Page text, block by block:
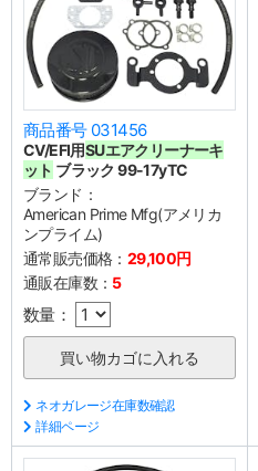
商品番号 031456
CV/EFI用SUエアクリーナーキ
ット ブラック 99-17yTC
ブランド：
American Prime Mfg(アメリカ
ンプライム)
通常販売価格： 29,100円
通販在庫数： 5
数量：
ネオガレージ在庫数確認
詳細ページ